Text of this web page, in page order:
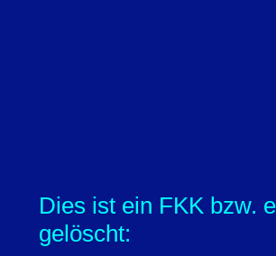
Dies ist ein FKK bzw.
gelöscht: